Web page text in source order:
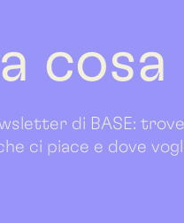
cosa
di BASE:
ci piace e dove